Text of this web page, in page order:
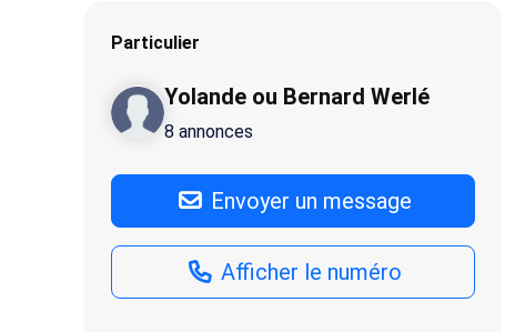
Particulier
Yolande ou Bernard Werlé
8 annonces
Envoyer un message
Afficher le numéro